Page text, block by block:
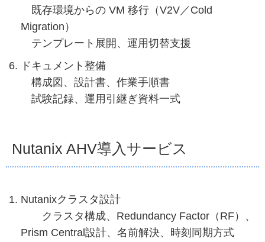
既存環境からの VM 移行（V2V／Cold
Migration）
テンプレート展開、運用切替支援
ドキュメント整備
構成図、設計書、作業手順書
試験記録、運用引継ぎ資料一式
Nutanix AHV導入サービス
Nutanixクラスタ設計
クラスタ構成、Redundancy Factor（RF）、
Prism Central設計、名前解決、時刻同期方式